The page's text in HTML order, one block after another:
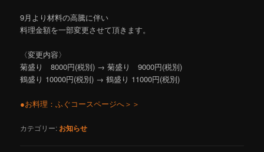
9月より材料の高騰に伴い
料理金額を一部変更させて頂きます。
〈変更内容〉
菊盛り 8000円(税別) → 菊盛り 9000円(税別)
鶴盛り 10000円(税別) → 鶴盛り 11000円(税別)
●お料理：ふぐコースページへ＞＞
カテゴリー: お知らせ